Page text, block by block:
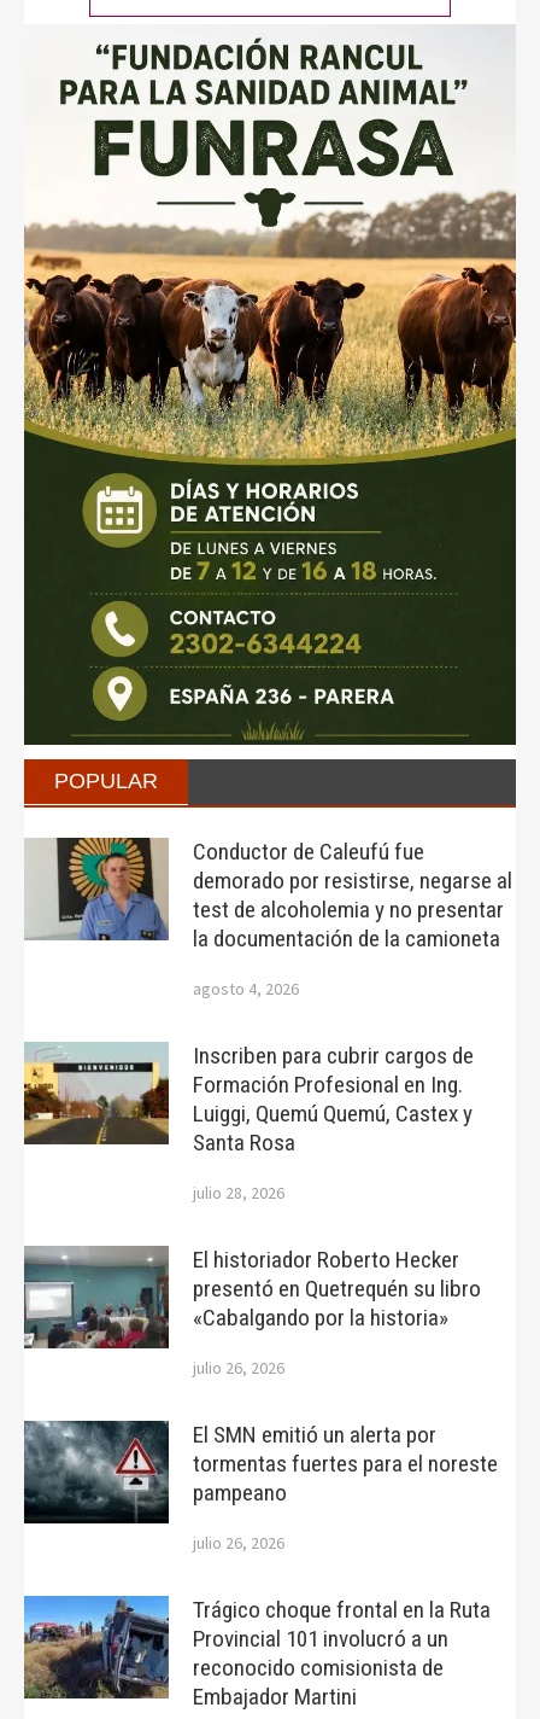
POPULAR
Conductor de Caleufú fue
demorado por resistirse, negarse al
test de alcoholemia y no presentar
la documentación de la camioneta
agosto 4, 2026
Inscriben para cubrir cargos de
Formación Profesional en Ing.
Luiggi, Quemú Quemú, Castex y
Santa Rosa
julio 28, 2026
El historiador Roberto Hecker
presentó en Quetrequén su libro
«Cabalgando por la historia»
julio 26, 2026
El SMN emitió un alerta por
tormentas fuertes para el noreste
pampeano
julio 26, 2026
Trágico choque frontal en la Ruta
Provincial 101 involucró a un
reconocido comisionista de
Embajador Martini